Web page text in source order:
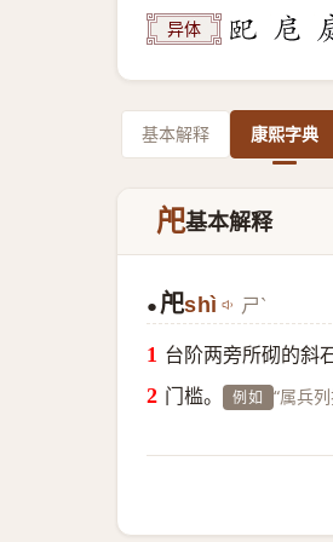
异体
基本解释 康熙字典
戺基本解释
● 戺shì ㄕˋ
台阶两旁所砌的斜
门槛。 例如 “属兵